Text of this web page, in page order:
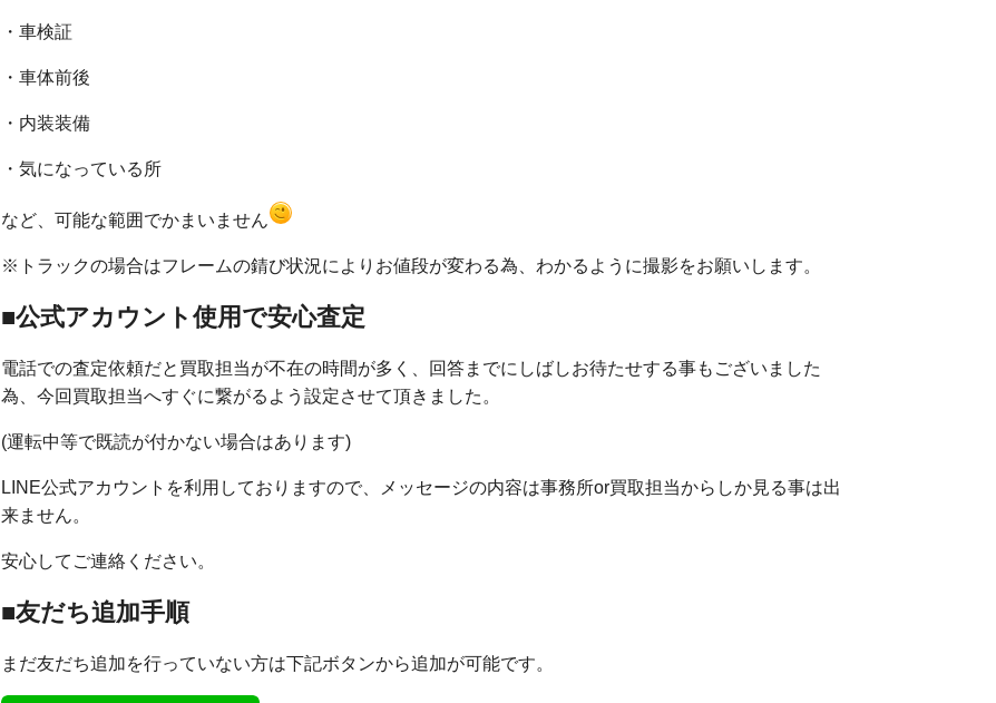
・車検証
・車体前後
・内装装備
・気になっている所
など、可能な範囲でかまいません
※トラックの場合はフレームの錆び状況によりお値段が変わる為、わかるように撮影をお願いします。
■公式アカウント使用で安心査定
電話での査定依頼だと買取担当が不在の時間が多く、回答までにしばしお待たせする事もございました
為、今回買取担当へすぐに繋がるよう設定させて頂きました。
(運転中等で既読が付かない場合はあります)
LINE公式アカウントを利用しておりますので、メッセージの内容は事務所or買取担当からしか見る事は出
来ません。
安心してご連絡ください。
■友だち追加手順
まだ友だち追加を行っていない方は下記ボタンから追加が可能です。